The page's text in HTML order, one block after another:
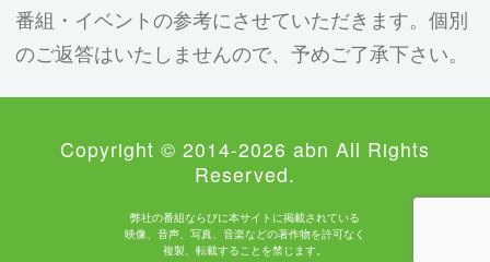
番組・イベントの参考にさせていただきます。個別
のご返答はいたしませんので、予めご了承下さい。
Copyright © 2014-2026 abn All Rights
Reserved.
弊社の番組ならびに本サイトに掲載されている
映像、音声、写真、音楽などの著作物を許可なく
複製、転載することを禁じます。